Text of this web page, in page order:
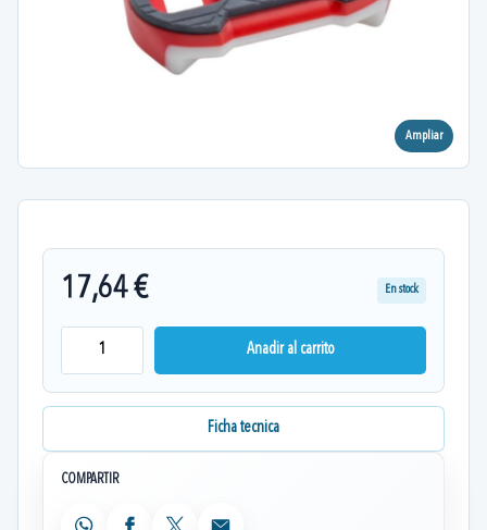
Ampliar
17,64 € En stock
Anadir al carrito
Ficha tecnica
COMPARTIR